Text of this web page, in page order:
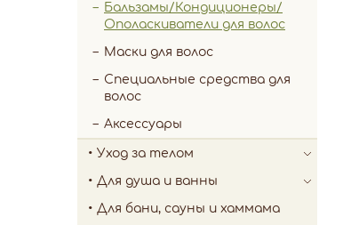
Бальзамы/Кондиционеры/
Ополаскиватели для волос
Маски для волос
Специальные средства для
волос
Аксессуары
Уход за телом
Для душа и ванны
Для бани, сауны и хаммама